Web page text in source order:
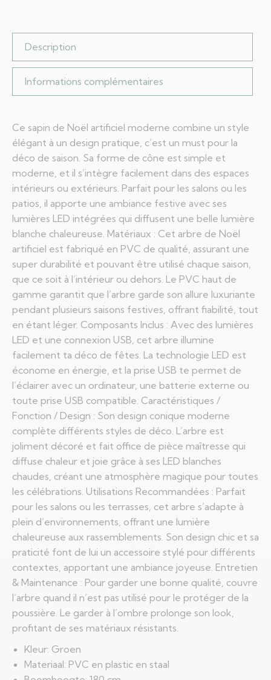
Description
Informations complémentaires
Ce sapin de Noël artificiel moderne combine un style
élégant à un design pratique, c’est un must pour la
déco de saison. Sa forme de cône est simple et
moderne, et il s’intègre facilement dans des espaces
intérieurs ou extérieurs. Parfait pour les salons ou les
patios, il apporte une ambiance festive avec ses
lumières LED intégrées qui diffusent une belle lumière
blanche chaleureuse. Matériaux : Cet arbre de Noël
artificiel est fabriqué en PVC de qualité, assurant une
super durabilité et pouvant être utilisé chaque saison,
que ce soit à l’intérieur ou dehors. Le PVC haut de
gamme garantit que l’arbre garde son allure luxuriante
pendant plusieurs saisons festives, offrant fiabilité, tout
en étant léger. Composants Inclus : Avec des lumières
LED et une connexion USB, cet arbre illumine
facilement ta déco de fêtes. La technologie LED est
économe en énergie, et la prise USB te permet de
l’éclairer avec un ordinateur, une batterie externe ou
toute prise USB compatible. Caractéristiques /
Fonction / Design : Son design conique moderne
complète différents styles de déco. L’arbre est
joliment décoré et fait office de pièce maîtresse qui
diffuse chaleur et joie grâce à ses LED blanches
chaudes, créant une atmosphère magique pour toutes
les célébrations. Utilisations Recommandées : Parfait
pour les salons ou les terrasses, cet arbre s’adapte à
plein d’environnements, offrant une lumière
chaleureuse aux rassemblements. Son design chic et sa
praticité font de lui un accessoire stylé pour différents
contextes, apportant une ambiance joyeuse. Entretien
& Maintenance : Pour garder une bonne qualité, couvre
l’arbre quand il n’est pas utilisé pour le protéger de la
poussière. Le garder à l’ombre prolonge son look,
profitant de ses matériaux résistants.
Kleur: Groen
Materiaal: PVC en plastic en staal